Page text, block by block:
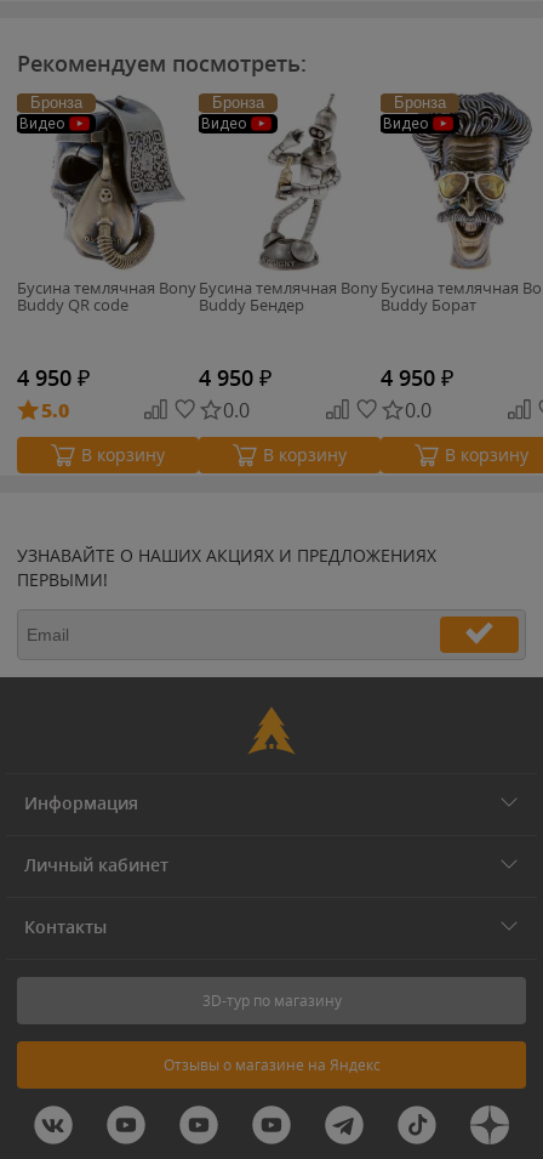
Рекомендуем посмотреть:
Бронза
Видео
Бусина темлячная Bony
Buddy QR code
4 950 ₽
5.0
В корзину
Бронза
Видео
Бусина темлячная Bony
Buddy Бендер
4 950 ₽
0.0
В корзину
Бронза
Видео
Бусина темлячная
Buddy Борат
4 950 ₽
0.0
В корзину
УЗНАВАЙТЕ О НАШИХ АКЦИЯХ И ПРЕДЛОЖЕНИЯХ
ПЕРВЫМИ!
Информация
Личный кабинет
Контакты
3D-тур по магазину
Отзывы о магазине на Яндекс